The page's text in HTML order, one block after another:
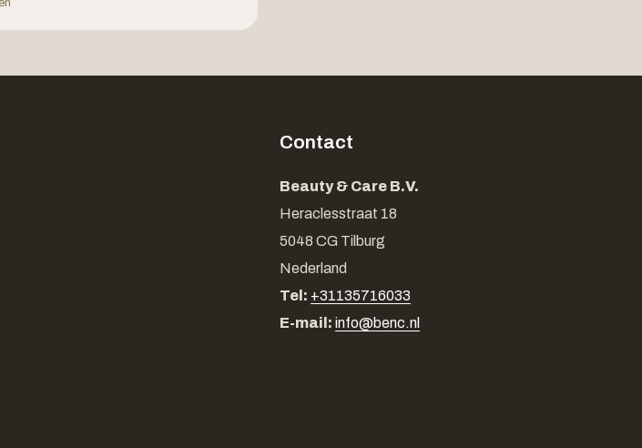
Contact
Beauty & Care B.V.
Heraclesstraat 18
5048 CG Tilburg
Nederland
Tel: +31135716033
E-mail: info@benc.nl